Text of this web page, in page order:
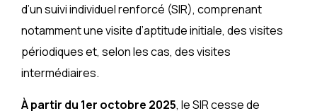
d’un suivi individuel renforcé (SIR), comprenant
notamment une visite d’aptitude initiale, des visites
périodiqueset, selon les cas, des visites
intermédiaires.
À partir du 1er octobre 2025, le SIR cesse de